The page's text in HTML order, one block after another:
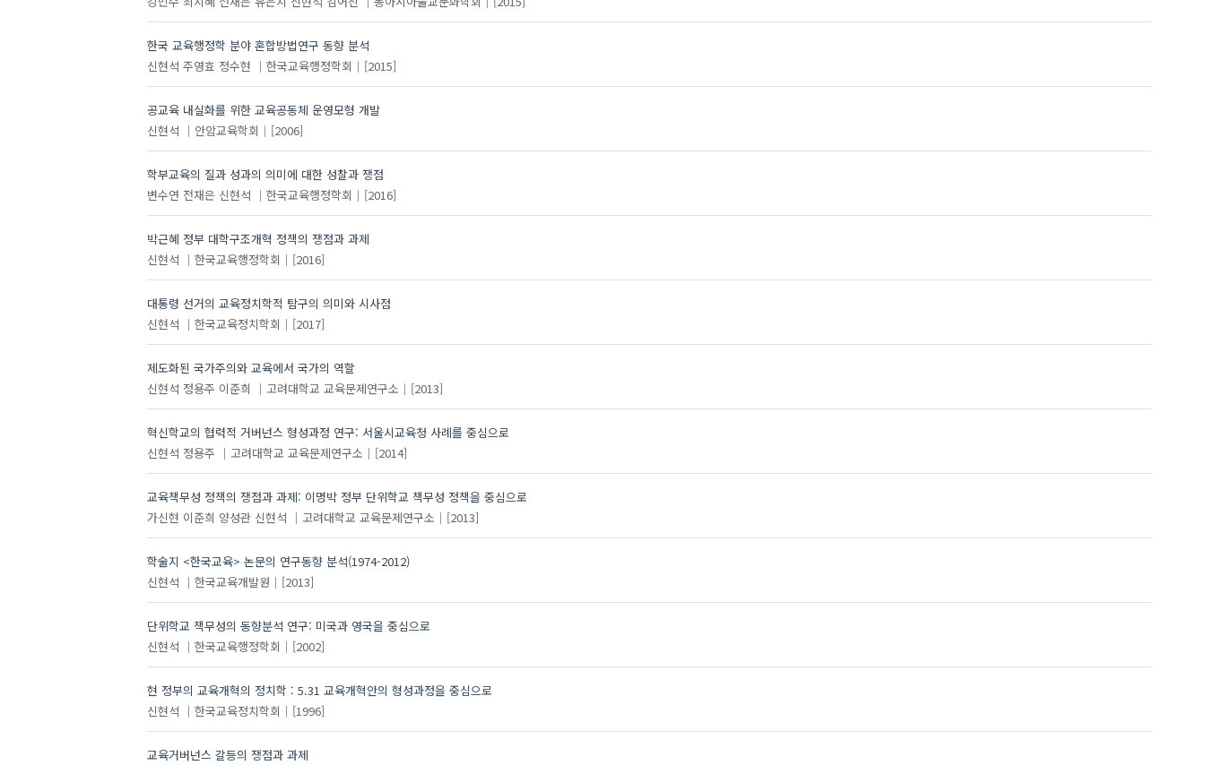
한국 교육행정학 분야 혼합방법연구 동향 분석
신현석 주영효 정수현 한국교육행정학회 [2015]
공교육 내실화를 위한 교육공동체 운영모형 개발
신현석
안암교육학회 [2006]
학부교육의 질과 성과의 의미에 대한 성찰과 쟁점
변수연 전재은 신현석 한국교육행정학회 [2016]
박근혜 정부 대학구조개혁 정책의 쟁점과 과제
신현석
한국교육행정학회 [2016]
대통령 선거의 교육정치학적 탐구의 의미와 시사점
신현석
한국교육정치학회 [2017]
제도화된 국가주의와 교육에서 국가의 역할
신현석 정용주 이준희 고려대학교 교육문제연구소 [2013]
혁신학교의 협력적 거버넌스 형성과정 연구: 서울시교육청 사례를 중심으로
신현석 정용주 고려대학교 교육문제연구소 [2014]
교육책무성 정책의 쟁점과 과제: 이명박 정부 단위학교 책무성 정책을 중심으로
가신현 이준희 양성관 신현석 고려대학교 교육문제연구소 [2013]
학술지 <한국교육> 논문의 연구동향 분석(1974-2012)
신현석
한국교육개발원 [2013]
단위학교 책무성의 동향분석 연구: 미국과 영국을 중심으로
신현석
한국교육행정학회 [2002]
현 정부의 교육개혁의 정치학 : 5.31 교육개혁안의 형성과정을 중심으로
신현석
한국교육정치학회 [1996]
교육거버넌스 갈등의 쟁점과 과제